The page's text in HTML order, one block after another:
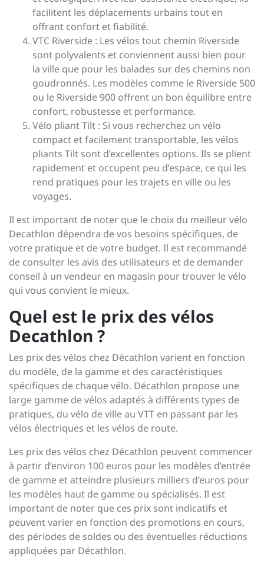
facilitent les déplacements urbains tout en
offrant confort et fiabilité.
VTC Riverside : Les vélos tout chemin Riverside
sont polyvalents et conviennent aussi bien pour
la ville que pour les balades sur des chemins non
goudronnés. Les modèles comme le Riverside 500
ou le Riverside 900 offrent un bon équilibre entre
confort, robustesse et performance.
Vélo pliant Tilt : Si vous recherchez un vélo
compact et facilement transportable, les vélos
pliants Tilt sont d’excellentes options. Ils se plient
rapidement et occupent peu d’espace, ce qui les
rend pratiques pour les trajets en ville ou les
voyages.
Il est important de noter que le choix du meilleur vélo
Decathlon dépendra de vos besoins spécifiques, de
votre pratique et de votre budget. Il est recommandé
de consulter les avis des utilisateurs et de demander
conseil à un vendeur en magasin pour trouver le vélo
qui vous convient le mieux.
Quel est le prix des vélos
Decathlon ?
Les prix des vélos chez Décathlon varient en fonction
du modèle, de la gamme et des caractéristiques
spécifiques de chaque vélo. Décathlon propose une
large gamme de vélos adaptés à différents types de
pratiques, du vélo de ville au VTT en passant par les
vélos électriques et les vélos de route.
Les prix des vélos chez Décathlon peuvent commencer
à partir d’environ 100 euros pour les modèles d’entrée
de gamme et atteindre plusieurs milliers d’euros pour
les modèles haut de gamme ou spécialisés. Il est
important de noter que ces prix sont indicatifs et
peuvent varier en fonction des promotions en cours,
des périodes de soldes ou des éventuelles réductions
appliquées par Décathlon.